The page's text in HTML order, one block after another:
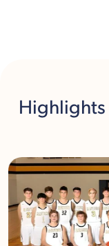
Highlights